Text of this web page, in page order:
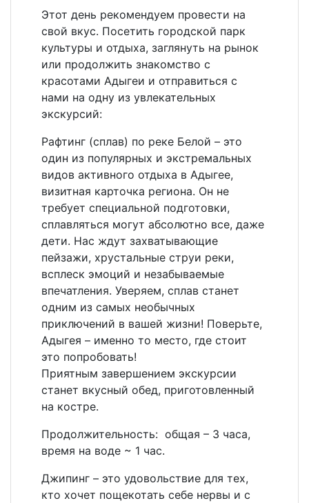
Этот день рекомендуем провести на
свой вкус. Посетить городской парк
культуры и отдыха, заглянуть на рынок
или продолжить знакомство с
красотами Адыгеи и отправиться с
нами на одну из увлекательных
экскурсий:
Рафтинг (сплав) по реке Белой – это
один из популярных и экстремальных
видов активного отдыха в Адыгее,
визитная карточка региона. Он не
требует специальной подготовки,
сплавляться могут абсолютно все, даже
дети. Нас ждут захватывающие
пейзажи, хрустальные струи реки,
всплеск эмоций и незабываемые
впечатления. Уверяем, сплав станет
одним из самых необычных
приключений в вашей жизни! Поверьте,
Адыгея – именно то место, где стоит
это попробовать!
Приятным завершением экскурсии
станет вкусный обед, приготовленный
на костре.
Продолжительность: общая – 3 часа,
время на воде ~ 1 час.
Джипинг – это удовольствие для тех,
кто хочет пощекотать себе нервы и с